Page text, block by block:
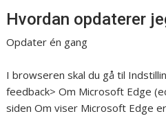
Hvordan opdaterer
Opdater én gang
I browseren skal du gå til
feedback> Om Microsoft Edge
siden Om viser Microsoft Edge